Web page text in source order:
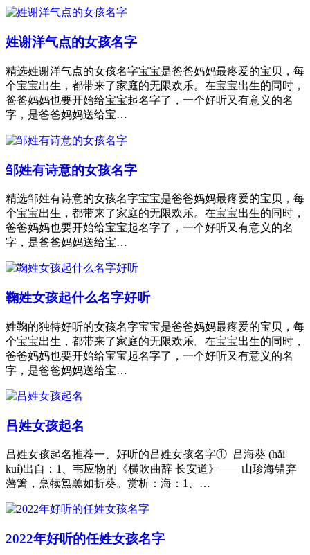
姓谢洋气点的女孩名字
精选姓谢洋气点的女孩名字宝宝是爸爸妈妈最疼爱的宝贝，每
个宝宝出生，都带来了家庭的无限欢乐。在宝宝出生的同时，
爸爸妈妈也要开始给宝宝起名字了，一个好听又有意义的名
字，是爸爸妈妈送给宝…
邹姓有诗意的女孩名字
精选邹姓有诗意的女孩名字宝宝是爸爸妈妈最疼爱的宝贝，每
个宝宝出生，都带来了家庭的无限欢乐。在宝宝出生的同时，
爸爸妈妈也要开始给宝宝起名字了，一个好听又有意义的名
字，是爸爸妈妈送给宝…
鞠姓女孩起什么名字好听
姓鞠的独特好听的女孩名字宝宝是爸爸妈妈最疼爱的宝贝，每
个宝宝出生，都带来了家庭的无限欢乐。在宝宝出生的同时，
爸爸妈妈也要开始给宝宝起名字了，一个好听又有意义的名
字，是爸爸妈妈送给宝…
吕姓女孩起名
吕姓女孩起名推荐一、好听的吕姓女孩名字① 吕海葵 (hǎi
kuí)出自：1、韦应物的《横吹曲辞 长安道》——山珍海错弃
藩篱，烹犊炰羔如折葵。赏析：海：1、…
2022年好听的任姓女孩名字